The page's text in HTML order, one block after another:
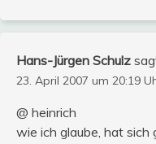
Hans-Jürgen Schulz
23. April 2007 um 20:19
@ heinrich
wie ich glaube, hat